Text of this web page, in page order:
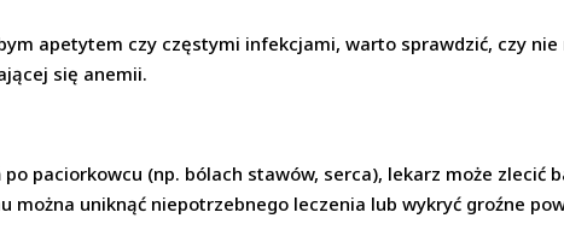
apetytem czy częstymi infekcjami, warto sprawdzić, czy
się anemii.
paciorkowcu (np. bólach stawów, serca), lekarz może zlecić
można uniknąć niepotrzebnego leczenia lub wykryć groźne